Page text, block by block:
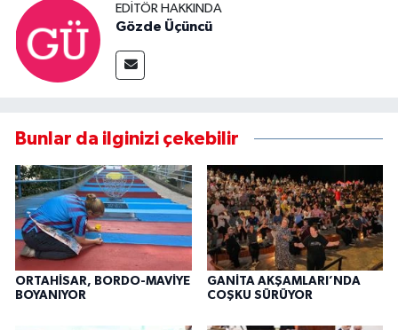
EDITÖR HAKKINDA
Gözde Üçüncü
Bunlar da ilginizi çekebilir
ORTAHİSAR, BORDO-MAVİYE
BOYANIYOR
GANİTA AKŞAMLARI’NDA
COŞKU SÜRÜYOR